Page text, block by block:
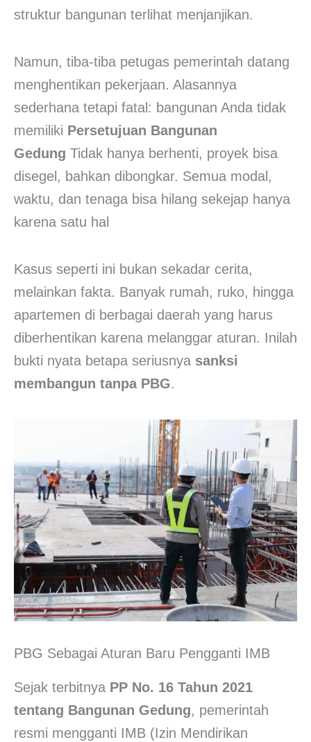
struktur bangunan terlihat menjanjikan.
Namun, tiba-tiba petugas pemerintah datang
menghentikan pekerjaan. Alasannya
sederhana tetapi fatal: bangunan Anda tidak
memiliki Persetujuan Bangunan
Gedung Tidak hanya berhenti, proyek bisa
disegel, bahkan dibongkar. Semua modal,
waktu, dan tenaga bisa hilang sekejap hanya
karena satu hal
Kasus seperti ini bukan sekadar cerita,
melainkan fakta. Banyak rumah, ruko, hingga
apartemen di berbagai daerah yang harus
diberhentikan karena melanggar aturan. Inilah
bukti nyata betapa seriusnya sanksi
membangun tanpa PBG.
PBG Sebagai Aturan Baru Pengganti IMB
Sejak terbitnya PP No. 16 Tahun 2021
tentang Bangunan Gedung, pemerintah
resmi mengganti IMB (Izin Mendirikan